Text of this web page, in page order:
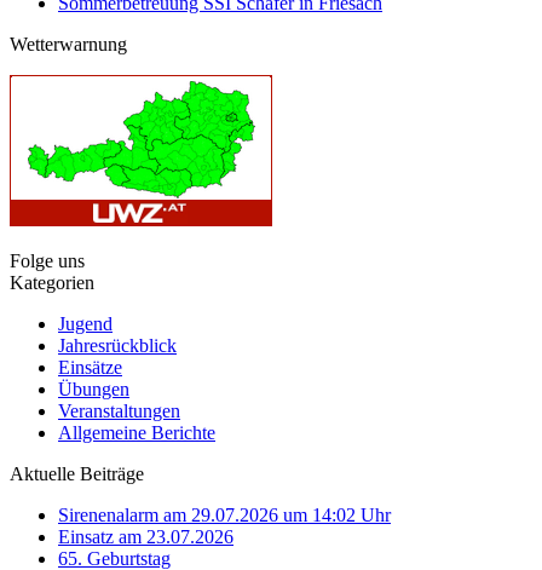
Wetterwarnung
Folge uns
Kategorien
Jugend
Jahresrückblick
Einsätze
Übungen
Veranstaltungen
Allgemeine Berichte
Aktuelle Beiträge
Sirenenalarm am 29.07.2026 um 14:02 Uhr
Einsatz am 23.07.2026
65. Geburtstag